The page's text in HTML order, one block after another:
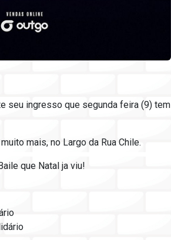
seu ingresso que segunda feira (9) tem
mais, no Largo da Rua Chile.
que Natal ja viu!